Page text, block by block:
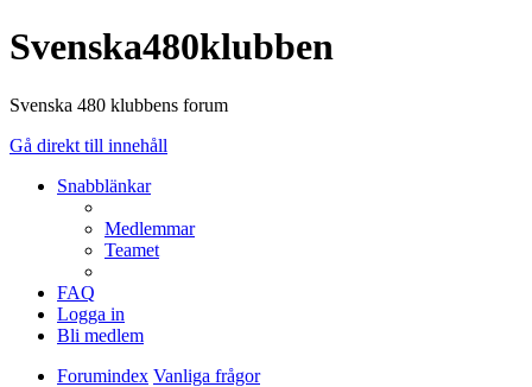
Svenska480klubben
Svenska 480 klubbens forum
Gå direkt till innehåll
Snabblänkar
Medlemmar
Teamet
FAQ
Logga in
Bli medlem
Forumindex Vanliga frågor